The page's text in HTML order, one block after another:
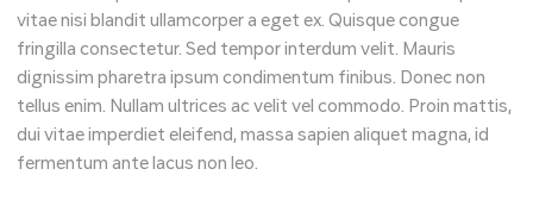
vitae nisi blandit ullamcorper a eget ex. Quisque congue
fringilla consectetur. Sed tempor interdum velit. Mauris
dignissim pharetra ipsum condimentum finibus. Donec non
tellus enim. Nullam ultrices ac velit vel commodo. Proin mattis,
dui vitae imperdiet eleifend, massa sapien aliquet magna, id
fermentum ante lacus non leo.